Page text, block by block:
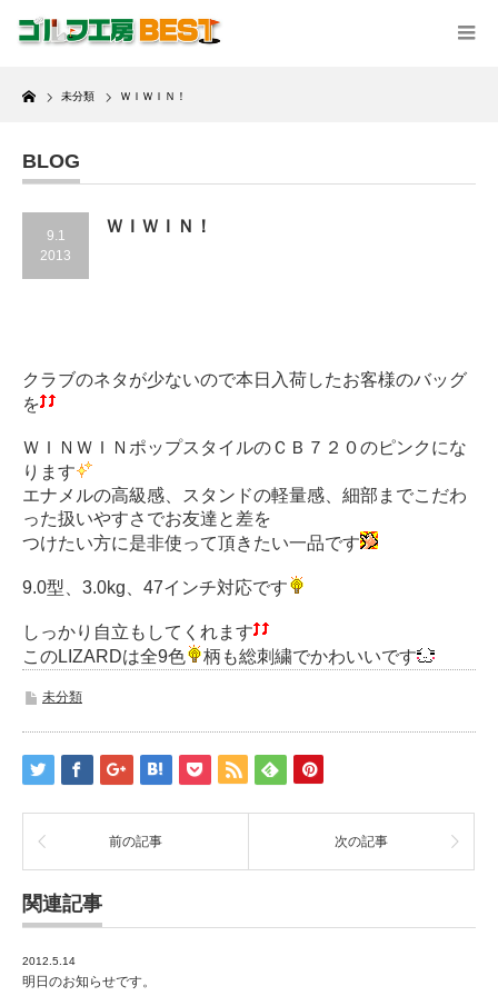
Home
未分類 ＷＩＷＩＮ！
BLOG
9.1
2013
ＷＩＷＩＮ！
クラブのネタが少ないので本日入荷したお客様のバッグ
を
ＷＩＮＷＩＮポップスタイルのＣＢ７２０のピンクにな
ります
エナメルの高級感、スタンドの軽量感、細部までこだわ
った扱いやすさでお友達と差を
つけたい方に是非使って頂きたい一品です
9.0型、3.0kg、47インチ対応です
しっかり自立もしてくれます
このLIZARDは全9色
柄も総刺繍でかわいいです
未分類
前の記事 次の記事
関連記事
2012.5.14
明日のお知らせです。